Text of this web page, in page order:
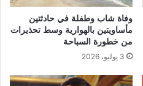
وفاة شاب وطفلة في حادثتين
مأساويتين بالهوارية وسط تحذيرات
من خطورة السباحة
3 يوليو، 2026